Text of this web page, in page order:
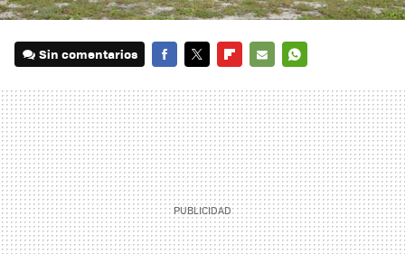
Sin comentarios
MAIL